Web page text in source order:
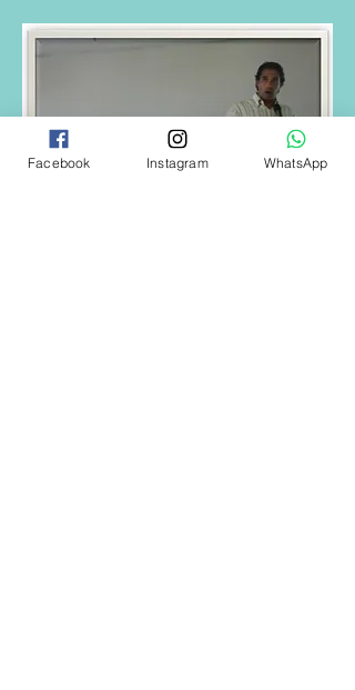
Facebook Instagram WhatsApp